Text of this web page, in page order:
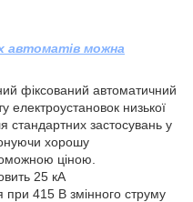
автоматів можна
фіксований автоматичний
електроустановок низької
стандартних застосувань у
хорошу
ціною.
25 кА
при 415 В змінного струму